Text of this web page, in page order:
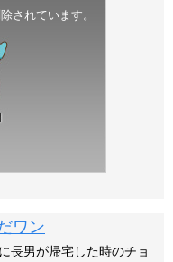
されています。
ワン
長男が帰宅した時のチョ